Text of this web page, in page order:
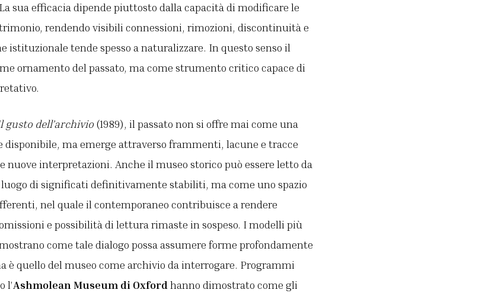
sua efficacia dipende piuttosto dalla capacità di modificare le
rendendo visibili connessioni, rimozioni, discontinuità e
istituzionale tende spesso a naturalizzare. In questo senso il
ornamento del passato, ma come strumento critico capace di
gusto dell’archivio (1989), il passato non si offre mai come una
ma emerge attraverso frammenti, lacune e tracce
interpretazioni. Anche il museo storico può essere letto da
di significati definitivamente stabiliti, ma come uno spazio
nel quale il contemporaneo contribuisce a rendere
e possibilità di lettura rimaste in sospeso. I modelli più
come tale dialogo possa assumere forme profondamente
è quello del museo come archivio da interrogare. Programmi
l’Ashmolean Museum di Oxford hanno dimostrato come gli